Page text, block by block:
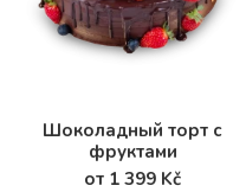
Шоколадный торт с
фруктами
от 1 399 Kč